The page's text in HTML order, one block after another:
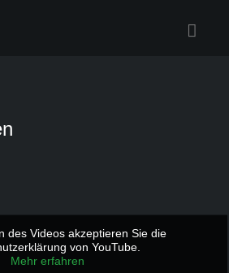
des Videos akzeptieren Sie die
von YouTube.
Mehr erfahren